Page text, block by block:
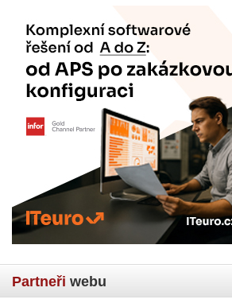
Partneři webu